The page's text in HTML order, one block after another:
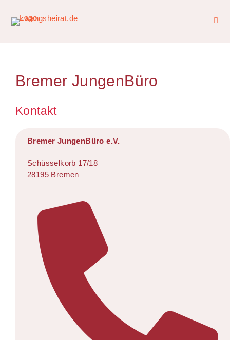
Bremer JungenBüro
Kontakt
Bremer JungenBüro e.V.
Schüsselkorb 17/18
28195 Bremen